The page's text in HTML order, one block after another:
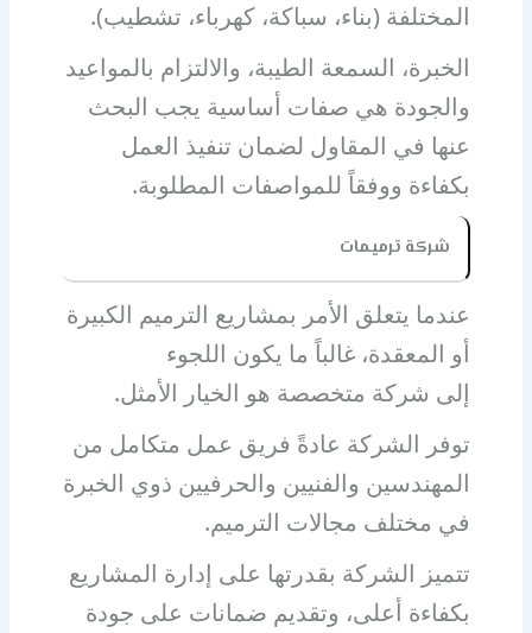
المختلفة (بناء، سباكة، كهرباء، تشطيب).
الخبرة، السمعة الطيبة، والالتزام بالمواعيد
والجودة هي صفات أساسية يجب البحث
عنها في المقاول لضمان تنفيذ العمل
بكفاءة ووفقاً للمواصفات المطلوبة.
شركة ترميمات
عندما يتعلق الأمر بمشاريع الترميم الكبيرة
أو المعقدة، غالباً ما يكون اللجوء
إلى شركة متخصصة هو الخيار الأمثل.
توفر الشركة عادةً فريق عمل متكامل من
المهندسين والفنيين والحرفيين ذوي الخبرة
في مختلف مجالات الترميم.
تتميز الشركة بقدرتها على إدارة المشاريع
بكفاءة أعلى، وتقديم ضمانات على جودة